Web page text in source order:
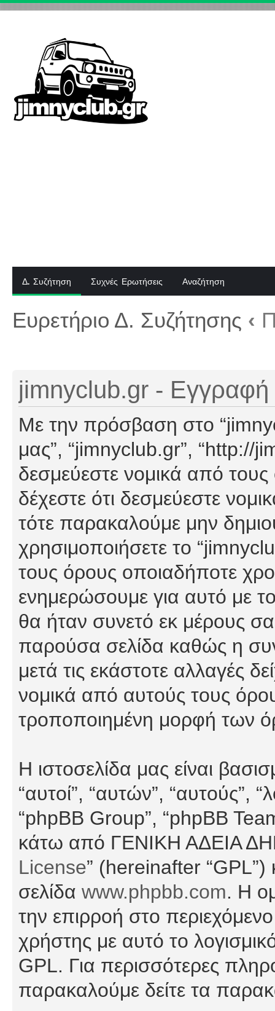
Δ. Συζήτηση Συχνές Ερωτήσεις Αναζήτηση
Ευρετήριο Δ. Συζήτησης ‹
jimnyclub.gr - Εγγραφή
Με την πρόσβαση στο
μας”, “jimnyclub.gr”, “http://
δεσμεύεστε νομικά από
δέχεστε ότι δεσμεύεστε
τότε παρακαλούμε μην
χρησιμοποιήσετε το
τους όρους οποιαδήποτε
ενημερώσουμε για αυτό με
θα ήταν συνετό εκ μέρους
παρούσα σελίδα καθώς η
μετά τις εκάστοτε αλλαγές
νομικά από αυτούς τους
τροποποιημένη μορφή των
Η ιστοσελίδα μας είναι
“αυτοί”, “αυτών”, “αυτούς”,
“phpBB Group”, “phpBB
κάτω από ΓΕΝΙΚΗ ΑΔΕΙΑ
License” (hereinafter “GPL”)
σελίδα www.phpbb.com. Η
την επιρροή στο
χρήστης με αυτό το
GPL. Για περισσότερες
παρακαλούμε δείτε τα